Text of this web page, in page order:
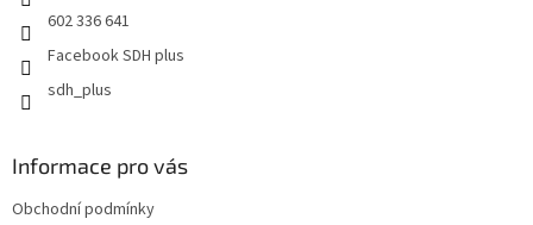
602 336 641
Facebook SDH plus
sdh_plus
Informace pro vás
Obchodní podmínky